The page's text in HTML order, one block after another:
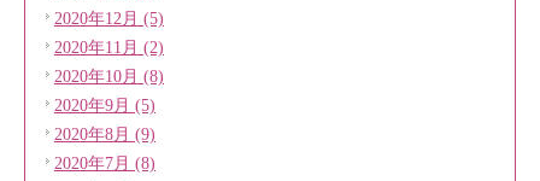
2020年12月 (5)
2020年11月 (2)
2020年10月 (8)
2020年9月 (5)
2020年8月 (9)
2020年7月 (8)